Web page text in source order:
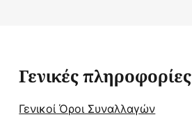
Γενικές πληροφορίες
Γενικοί Όροι Συναλλαγών